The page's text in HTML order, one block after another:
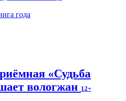
года
«Судьба
вологжан 12+